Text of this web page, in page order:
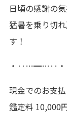
日頃の感謝の
猛暑を乗り切
す！
・‥…━…‥
現金でのお支
鑑定料 10,000